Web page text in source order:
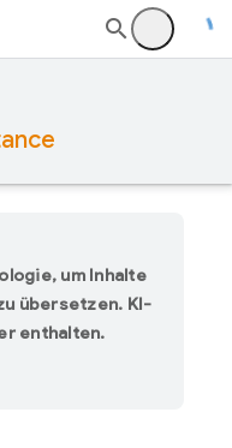
um Inhalte
übersetzen. KI-
enthalten.